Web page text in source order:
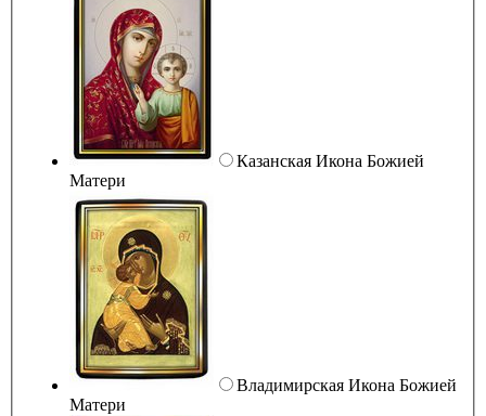
Казанская Икона Божией
Матери
Владимирская Икона Божией
Матери